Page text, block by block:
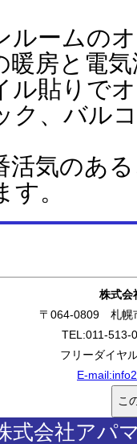
ームの
暖房と電
ル貼りで
ク、バル
気のあ
。
株式会
〒064-0809 札幌
TEL:011-
フリーダイヤ
E-mail:
式会社アパ